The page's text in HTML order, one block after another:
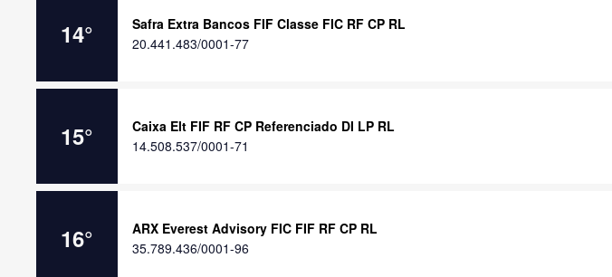
14°
Safra Extra Bancos FIF Classe FIC RF CP RL
20.441.483/0001-77
15°
Caixa Elt FIF RF CP Referenciado DI LP RL
14.508.537/0001-71
16°
ARX Everest Advisory FIC FIF RF CP RL
35.789.436/0001-96